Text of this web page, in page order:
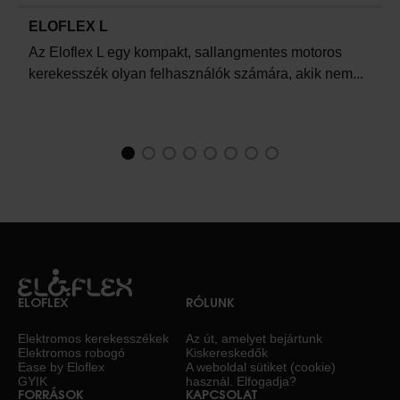
ELOFLEX L
Az Eloflex L egy kompakt, sallangmentes motoros
kerekesszék olyan felhasználók számára, akik nem...
1
Current Item
ELOFLEX
Elektromos kerekesszékek
Elektromos robogó
Ease by Eloflex
GYIK
RÓLUNK
Az út, amelyet bejártunk
Kiskereskedők
A weboldal sütiket (cookie)
használ. Elfogadja?
FORRÁSOK KAPCSOLAT